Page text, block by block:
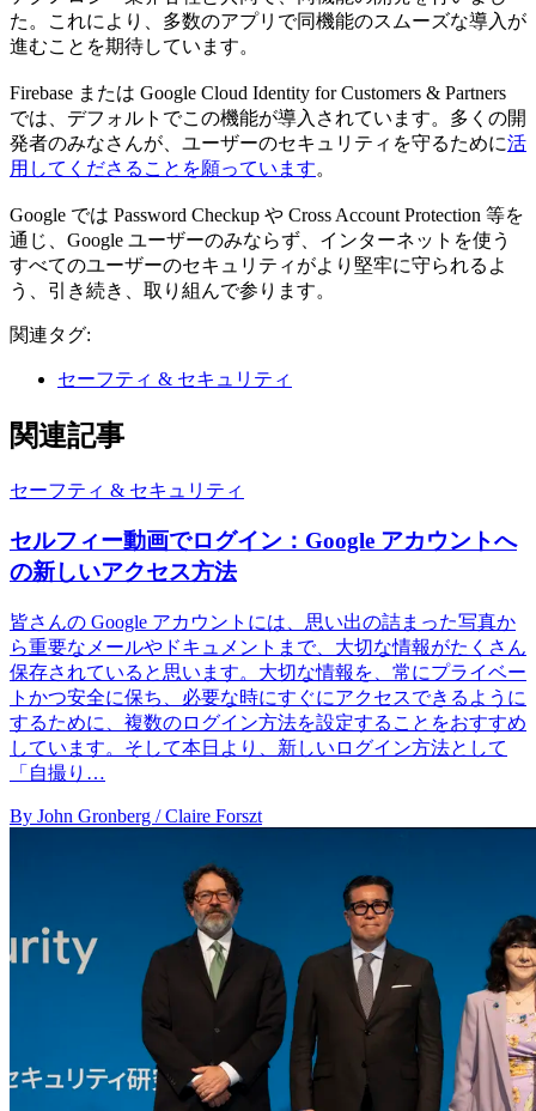
た。これにより、多数のアプリで同機能のスムーズな導入が
進むことを期待しています。
Firebase または Google Cloud Identity for Customers & Partners
では、デフォルトでこの機能が導入されています。多くの開
発者のみなさんが、ユーザーのセキュリティを守るために活
用してくださることを願っています。
Google では Password Checkup や Cross Account Protection 等を
通じ、Google ユーザーのみならず、インターネットを使う
すべてのユーザーのセキュリティがより堅牢に守られるよ
う、引き続き、取り組んで参ります。
関連タグ:
セーフティ & セキュリティ
関連記事
セーフティ & セキュリティ
セルフィー動画でログイン：Google アカウントへ
の新しいアクセス方法
皆さんの Google アカウントには、思い出の詰まった写真か
ら重要なメールやドキュメントまで、大切な情報がたくさん
保存されていると思います。大切な情報を、常にプライベー
トかつ安全に保ち、必要な時にすぐにアクセスできるように
するために、複数のログイン方法を設定することをおすすめ
しています。そして本日より、新しいログイン方法として
「自撮り…
By John Gronberg / Claire Forszt